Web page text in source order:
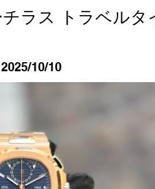
ラス トラベルタ
2025/10/10